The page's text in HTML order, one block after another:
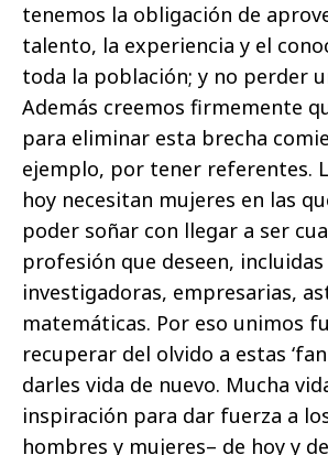
tenemos la obligación de
talento, la experiencia y el
toda la población; y no perder
Además creemos firmemente
para eliminar esta brecha
ejemplo, por tener referentes.
hoy necesitan mujeres en las
poder soñar con llegar a ser
profesión que deseen,
investigadoras, empresarias,
matemáticas. Por eso unimos
recuperar del olvido a estas
darles vida de nuevo. Mucha
inspiración para dar fuerza a
hombres y mujeres– de hoy y